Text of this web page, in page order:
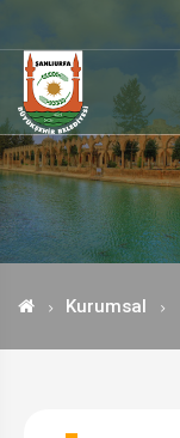
Kurumsal